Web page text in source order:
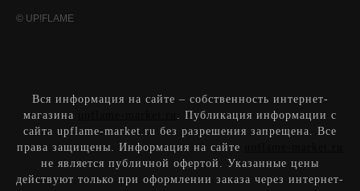
© UP!FLAME
Вся информация на сайте – собственность интернет-
магазина
. Публикация информации с
сайта upflame-market.ru без разрешения запрещена. Все
права защищены. Информация на сайте
не является публичной офертой. Указанные цены
действуют только при оформлении заказа через интернет-